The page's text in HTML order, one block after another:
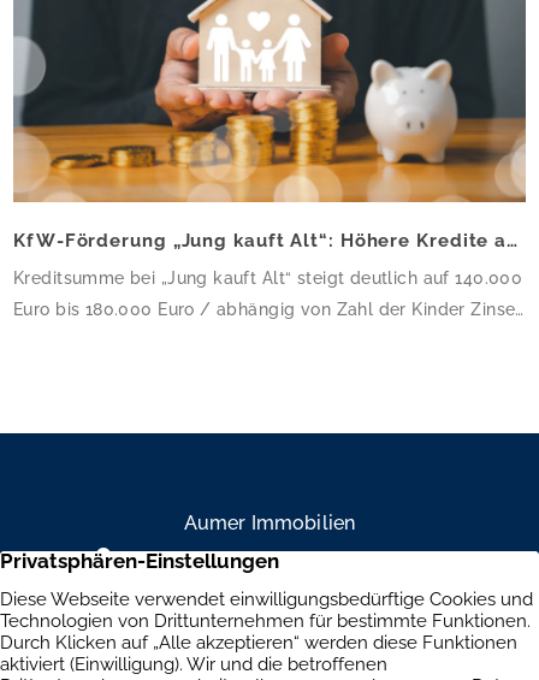
KfW-Förderung „Jung kauft Alt“: Höhere Kredite ab August 2026
Kreditsumme bei „Jung kauft Alt“ steigt deutlich auf 140.000
Euro bis 180.000 Euro / abhängig von Zahl der Kinder Zinsen
energetischer Sanierung binnen 54 Monaten nach
Aumer Immobilien
Mühlendamm 84a, 22087 Hamburg
+49 40 234 916 79
Brandenburgische Straße 39, 10707 Berlin
+49 30 303 661 334